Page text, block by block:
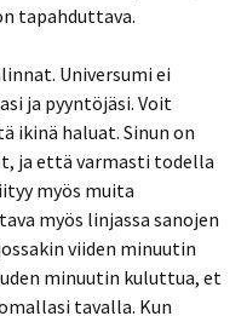
tapahduttava.
Universumi ei
ja pyyntöjäsi. Voit
ikinä haluat. Sinun on
ja että varmasti todella
myös muita
myös linjassa sanojen
viiden minuutin
minuutin kuluttua, et
tavalla. Kun